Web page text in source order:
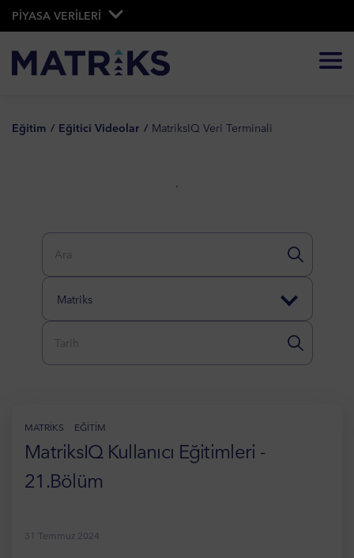
PİYASA VERİLERİ
Eğitim Eğitici Videolar MatriksIQ Veri Terminali
.
Matriks
MATRIKS EĞITIM
MatriksIQ Kullanıcı Eğitimleri -
21.Bölüm
31 Temmuz 2024